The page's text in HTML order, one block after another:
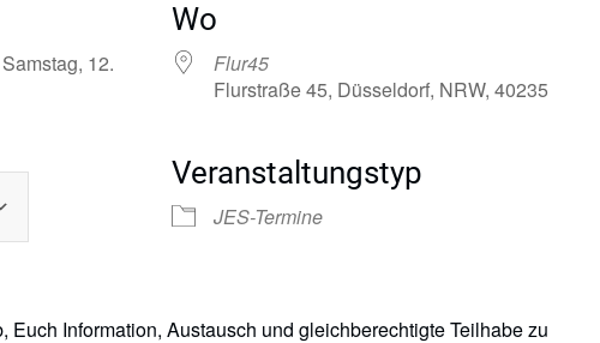
12.
Wo
Flur45
Flurstraße 45, Düsseldorf, NRW, 40235
Veranstaltungstyp
JES-Termine
Euch Information, Austausch und gleichberechtigte Teilhabe zu